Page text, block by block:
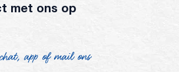
met ons op
app of mail ons